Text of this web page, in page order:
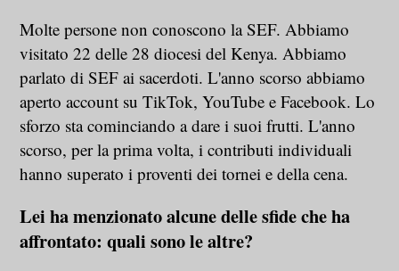
Molte persone non conoscono la SEF. Abbiamo
visitato 22 delle 28 diocesi del Kenya. Abbiamo
parlato di SEF ai sacerdoti. L'anno scorso abbiamo
aperto account su TikTok, YouTube e Facebook. Lo
sforzo sta cominciando a dare i suoi frutti. L'anno
scorso, per la prima volta, i contributi individuali
hanno superato i proventi dei tornei e della cena.
Lei ha menzionato alcune delle sfide che ha
affrontato: quali sono le altre?